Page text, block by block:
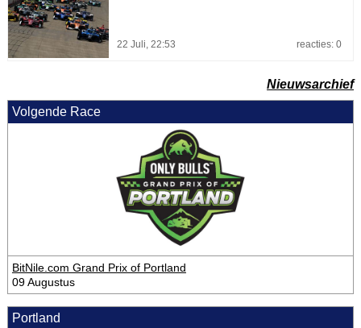
22 Juli, 22:53 reacties: 0
Nieuwsarchief
Volgende Race
BitNile.com Grand Prix of Portland
09 Augustus
Portland